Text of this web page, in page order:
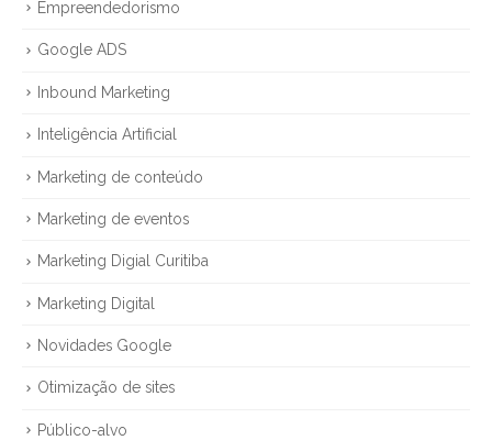
Empreendedorismo
Google ADS
Inbound Marketing
Inteligência Artificial
Marketing de conteúdo
Marketing de eventos
Marketing Digial Curitiba
Marketing Digital
Novidades Google
Otimização de sites
Público-alvo